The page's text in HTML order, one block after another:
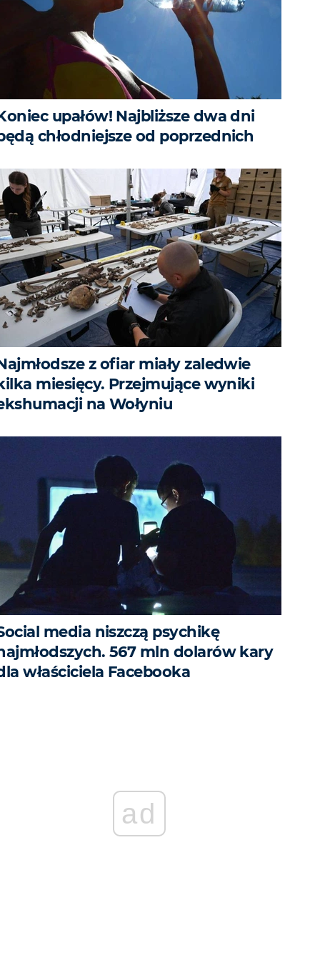
upałów! Najbliższe dwa dni
chłodniejsze od poprzednich
z ofiar miały zaledwie
miesięcy. Przejmujące wyniki
na Wołyniu
media niszczą psychikę
567 mln dolarów kary
właściciela Facebooka
ad